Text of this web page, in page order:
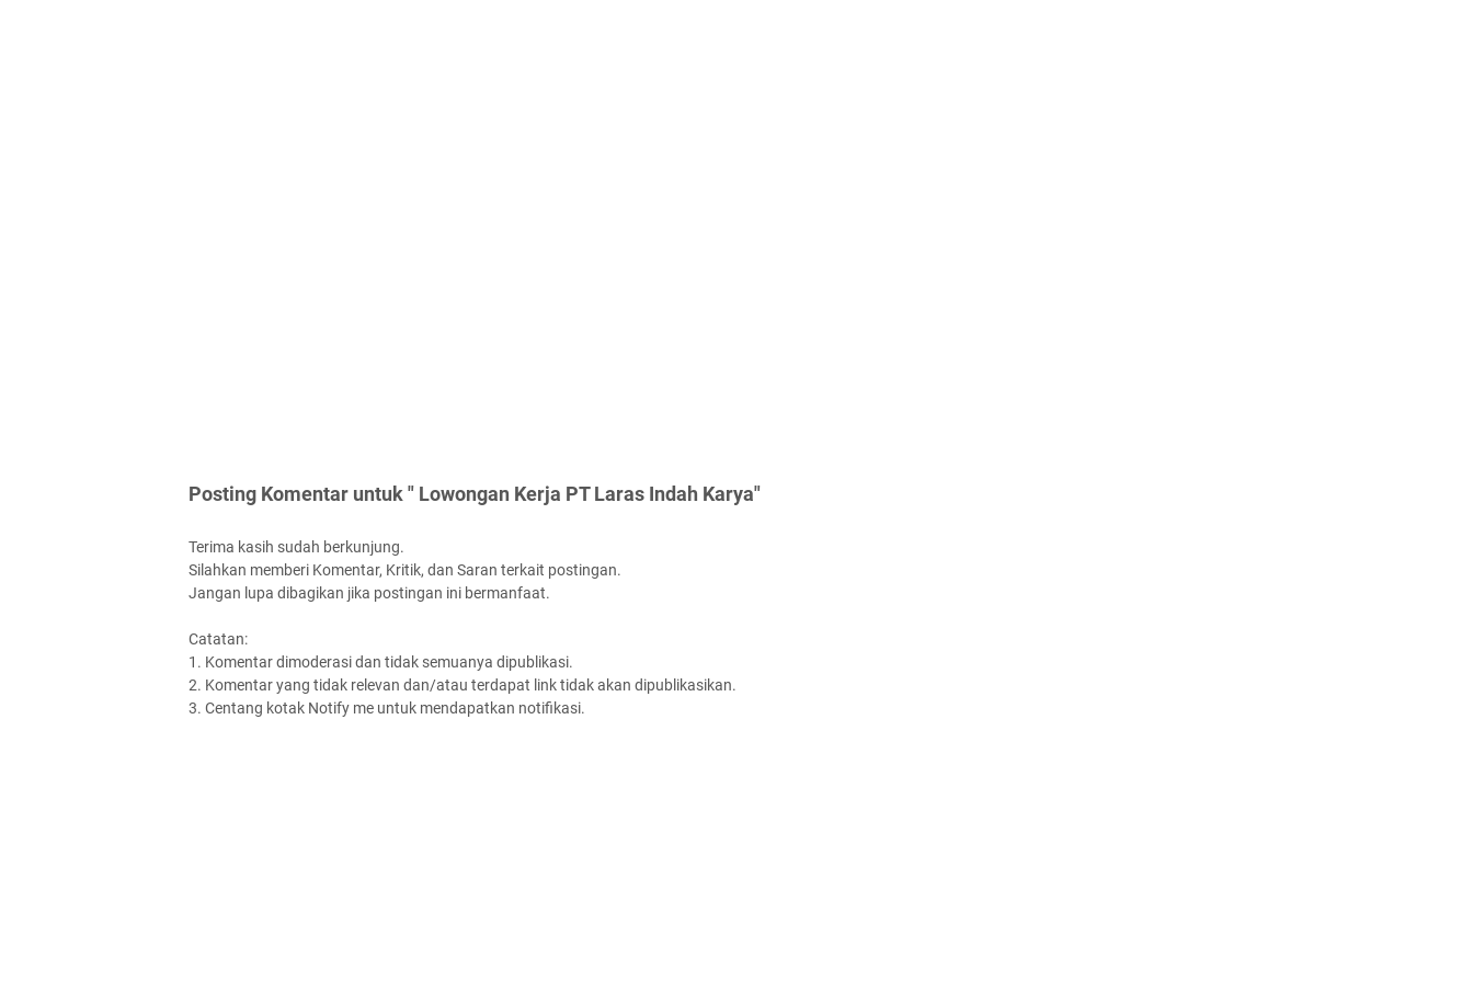
Posting Komentar untuk " Lowongan Kerja PT Laras Indah Karya"
Terima kasih sudah berkunjung.
Silahkan memberi Komentar, Kritik, dan Saran terkait postingan.
Jangan lupa dibagikan jika postingan ini bermanfaat.
Catatan:
1. Komentar dimoderasi dan tidak semuanya dipublikasi.
2. Komentar yang tidak relevan dan/atau terdapat link tidak akan dipublikasikan.
3. Centang kotak Notify me untuk mendapatkan notifikasi.